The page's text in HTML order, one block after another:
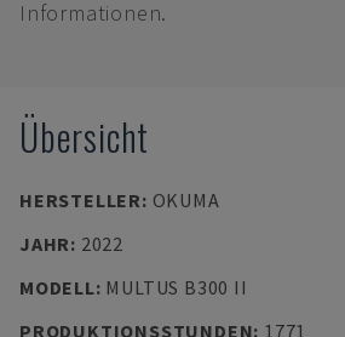
Informationen.
Übersicht
HERSTELLER: OKUMA
JAHR: 2022
MODELL: MULTUS B300 II
PRODUKTIONSSTUNDEN: 1771